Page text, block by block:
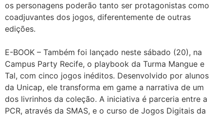
os personagens poderão tanto ser protagonistas como
coadjuvantes dos jogos, diferentemente de outras
edições.
E-BOOK – Também foi lançado neste sábado (20), na
Campus Party Recife, o playbook da Turma Mangue e
Tal, com cinco jogos inéditos. Desenvolvido por alunos
da Unicap, ele transforma em game a narrativa de um
dos livrinhos da coleção. A iniciativa é parceria entre a
PCR, através da SMAS, e o curso de Jogos Digitais da